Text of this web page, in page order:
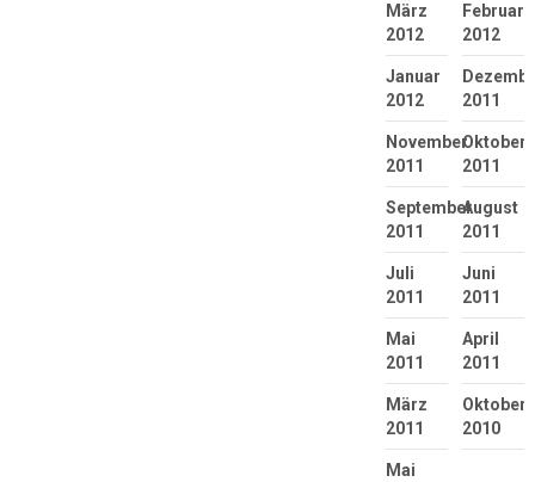
März
2012
Februar
2012
Januar
2012
2011
November
2011
Oktober
2011
September
2011
August
2011
Juli
2011
Juni
2011
Mai
2011
April
2011
März
2011
Oktober
2010
Mai